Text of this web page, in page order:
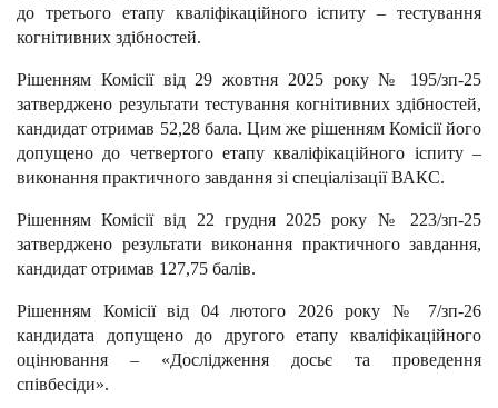
до третього етапу кваліфікаційного іспиту – тестування
когнітивних здібностей.
Рішенням Комісії від 29 жовтня 2025 року № 195/зп-25
затверджено результати тестування когнітивних здібностей,
кандидат отримав 52,28 бала. Цим же рішенням Комісії його
допущено до четвертого етапу кваліфікаційного іспиту –
виконання практичного завдання зі спеціалізації ВАКС.
Рішенням Комісії від 22 грудня 2025 року № 223/зп-25
затверджено результати виконання практичного завдання,
кандидат отримав 127,75 балів.
Рішенням Комісії від 04 лютого 2026 року № 7/зп-26
кандидата допущено до другого етапу кваліфікаційного
оцінювання – «Дослідження досьє та проведення
співбесіди».